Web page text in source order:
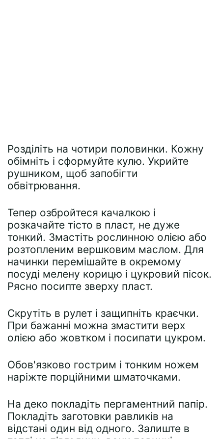
Розділіть на чотири половинки. Кожну
обімніть і сформуйте кулю. Укрийте
рушником, щоб запобігти
обвітрювання.
Тепер озбройтеся качалкою і
розкачайте тісто в пласт, не дуже
тонкий. Змастіть рослинною олією або
розтопленим вершковим маслом. Для
начинки перемішайте в окремому
посуді мелену корицю і цукровий пісок.
Рясно посипте зверху пласт.
Скрутіть в рулет і защипніть краєчки.
При бажанні можна змастити верх
олією або жовтком і посипати цукром.
Обов'язково гострим і тонким ножем
наріжте порційними шматочками.
На деко покладіть пергаментний папір.
Покладіть заготовки равликів на
відстані один від одного. Залиште в